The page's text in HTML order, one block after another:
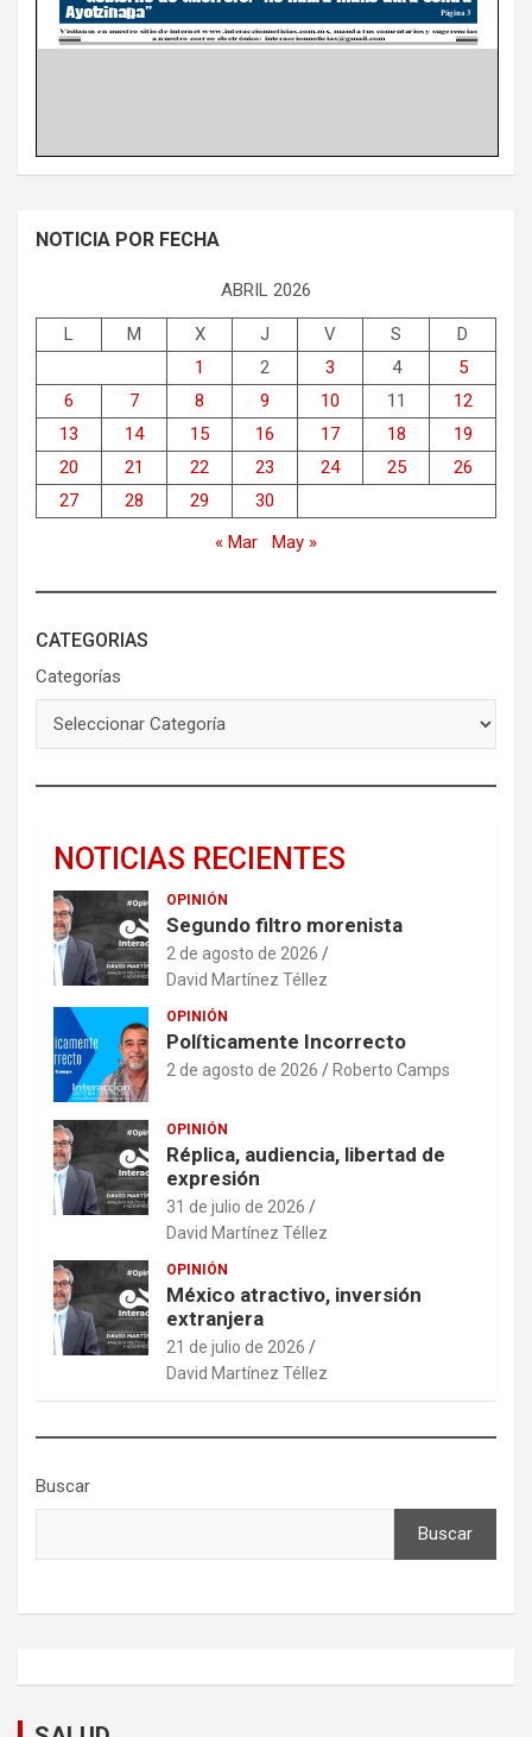
NOTICIA POR FECHA
ABRIL 2026
L M X J V S
D
1
2 3 4
5
6
7 8 9 10 11
12
13
14 15 16 17 18
19
20
21 22 23 24 25
26
27
28 29
30
« Mar
May »
CATEGORIAS
Categorías
NOTICIAS RECIENTES
OPINIÓN
Segundo filtro morenista
2 de agosto de 2026
David Martínez Téllez
OPINIÓN
Políticamente Incorrecto
2 de agosto de 2026 Roberto Camps
OPINIÓN
Réplica, audiencia, libertad de
expresión
31 de julio de 2026
David Martínez Téllez
OPINIÓN
México atractivo, inversión
extranjera
21 de julio de 2026
David Martínez Téllez
Buscar
Buscar